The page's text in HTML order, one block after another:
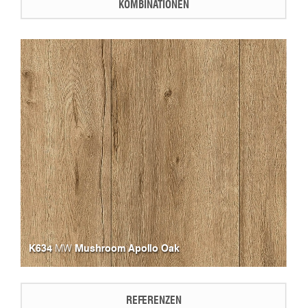
KOMBINATIONEN
K634MWMushroom Apollo Oak
REFERENZEN